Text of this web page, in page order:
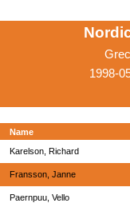
1998-
Name
Karelson, Richard
Fransson, Janne
Paernpuu, Vello